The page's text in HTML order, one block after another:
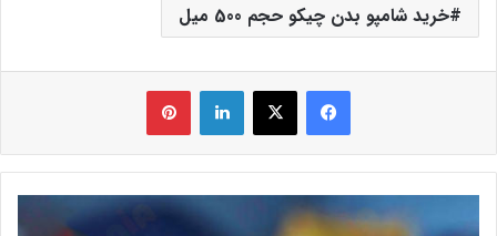
خرید شامپو بدن چیکو حجم 500 میل
فیس بوک X لینکدین ‫پین‌ترست